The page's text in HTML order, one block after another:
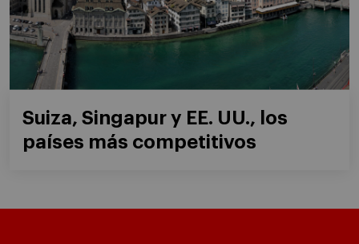
Suiza, Singapur y EE. UU., los
países más competitivos